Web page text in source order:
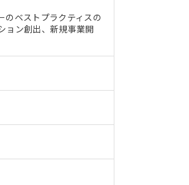
のベストプラクティスの
ョン創出、新規事業開